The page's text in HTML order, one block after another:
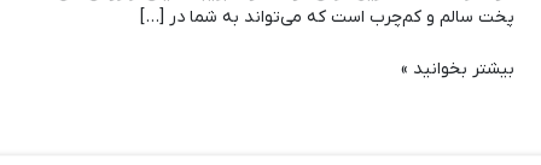
پخت سالم و کم‌چرب است که می‌تواند به شما در […]
بیشتر بخوانید »